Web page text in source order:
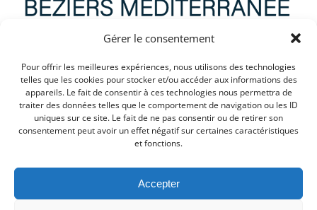
Gérer le consentement
Pour offrir les meilleures expériences, nous utilisons des technologies
telles que les cookies pour stocker et/ou accéder aux informations des
appareils. Le fait de consentir à ces technologies nous permettra de
traiter des données telles que le comportement de navigation ou les ID
uniques sur ce site. Le fait de ne pas consentir ou de retirer son
consentement peut avoir un effet négatif sur certaines caractéristiques
et fonctions.
Accepter
Que recherchez vous ?